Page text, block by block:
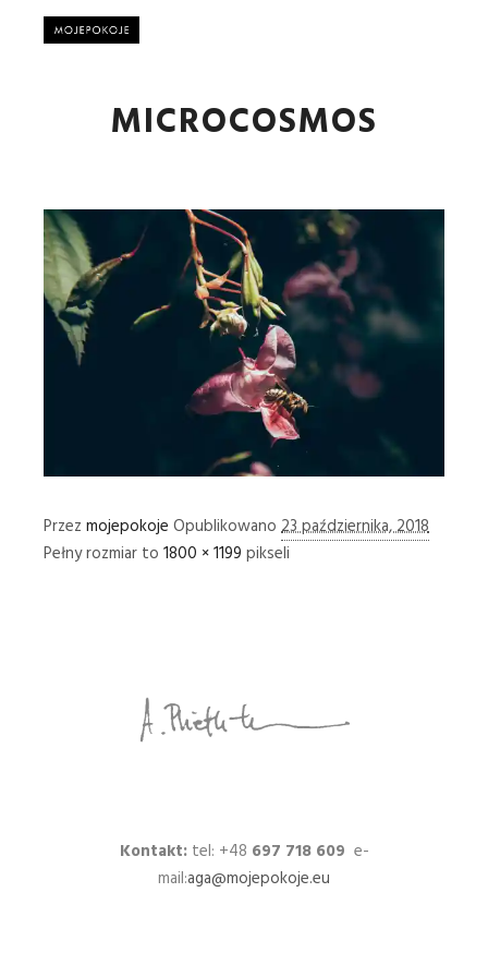
MICROCOSMOS
Przez mojepokoje Opublikowano 23 października, 2018
Pełny rozmiar to 1800 × 1199 pikseli
Kontakt:tel: +48 697 718 609 e-
mail:aga@mojepokoje.eu